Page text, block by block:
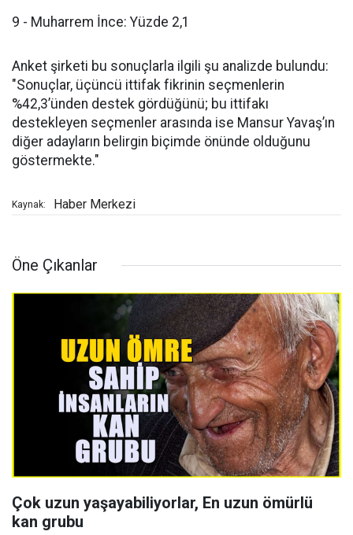
9 - Muharrem İnce: Yüzde 2,1
Anket şirketi bu sonuçlarla ilgili şu analizde bulundu:
"Sonuçlar, üçüncü ittifak fikrinin seçmenlerin
%42,3’ünden destek gördüğünü; bu ittifakı
destekleyen seçmenler arasında ise Mansur Yavaş’ın
diğer adayların belirgin biçimde önünde olduğunu
göstermekte."
Kaynak: Haber Merkezi
Öne Çıkanlar
Çok uzun yaşayabiliyorlar, En uzun ömürlü
kan grubu